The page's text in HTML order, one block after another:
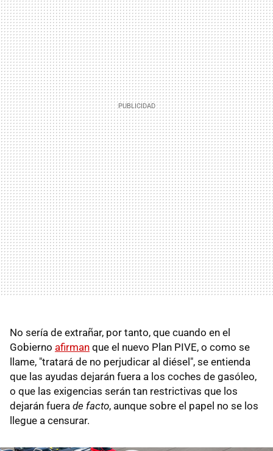
No sería de extrañar, por tanto, que cuando en el
Gobierno afirman que el nuevo Plan PIVE, o como se
llame, "tratará de no perjudicar al diésel", se entienda
que las ayudas dejarán fuera a los coches de gasóleo,
o que las exigencias serán tan restrictivas que los
dejarán fuera de facto, aunque sobre el papel no se los
llegue a censurar.